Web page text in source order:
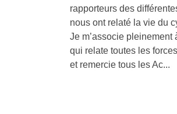
rapporteurs des
nous ont relaté la vie du
Je m’associe
qui relate toutes les
et remercie tous les Ac...